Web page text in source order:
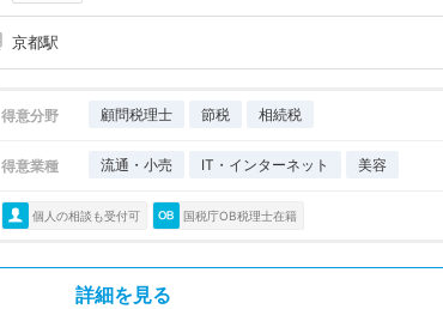
京都駅
得意分野 顧問税理士 節税 相続税
得意業種 流通・小売 IT・インターネット 美容
個人の相談も受付可 国税庁OB税理士在籍
詳細を見る